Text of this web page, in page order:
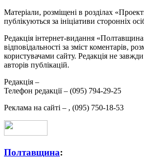
Матеріали, розміщені в розділах
публікуються за ініціативи сторонніх
Редакція інтернет-видання
відповідальності за зміст коментарів,
користувачами сайту. Редакція не
авторів публікацій.
Редакція –
Телефон редакції – (095) 794-29-25
Реклама на сайті – , (095) 750-18-53
Полтавщина: